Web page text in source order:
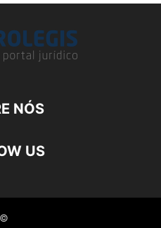
NÓS
US
©